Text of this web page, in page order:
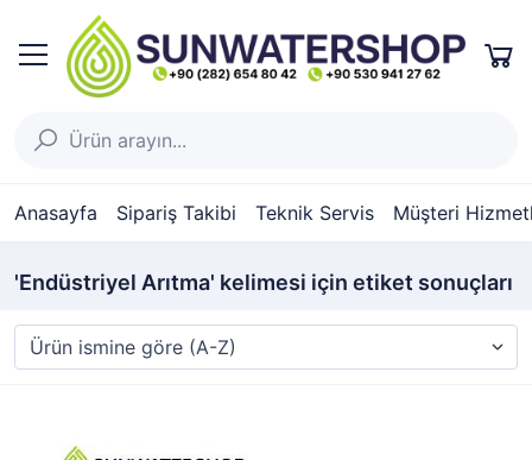
Anasayfa Sipariş Takibi Teknik Servis Müşteri
'Endüstriyel Arıtma' kelimesi için etiket sonuçları